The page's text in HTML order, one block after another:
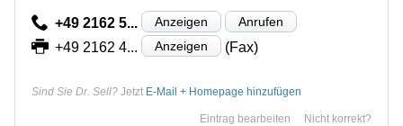
+49 2162 5... Anzeigen Anrufen
+49 2162 4... Anzeigen (Fax)
Sind Sie Dr. Sell? Jetzt E-Mail + Homepage hinzufügen
Nicht korrekt?
Eintrag bearbeiten